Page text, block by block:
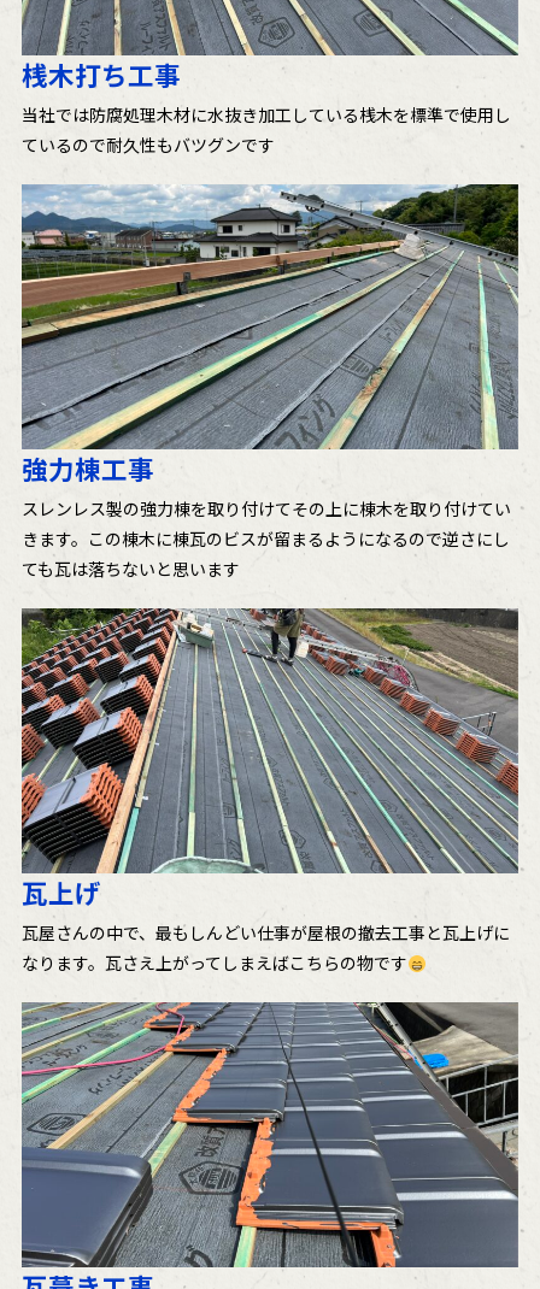
桟木打ち工事
当社では防腐処理木材に水抜き加工している桟木を標準で使用し
ているので耐久性もバツグンです
強力棟工事
スレンレス製の強力棟を取り付けてその上に棟木を取り付けてい
きます。この棟木に棟瓦のビスが留まるようになるので逆さにし
ても瓦は落ちないと思います
瓦上げ
瓦屋さんの中で、最もしんどい仕事が屋根の撤去工事と瓦上げに
なります。瓦さえ上がってしまえばこちらの物です